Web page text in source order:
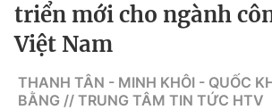
triển mới cho ngành
Việt Nam
THANH TÂN - MINH KHÔI - QUỐC
BẰNG // TRUNG TÂM TIN TỨC HTV